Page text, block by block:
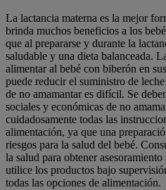
La lactancia materna es la mejor
brinda muchos beneficios a los
que al prepararse y durante la
saludable y una dieta balanceada.
alimentar al bebé con biberón en
puede reducir el suministro de
de no amamantar es difícil. Se
sociales y económicas de no
cuidadosamente todas las
alimentación, ya que una
riesgos para la salud del bebé.
la salud para obtener
utilice los productos bajo
todas las opciones de alimentación.